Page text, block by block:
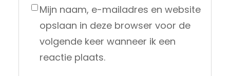
Mijn naam, e-mailadres en website
opslaan in deze browser voor de
volgende keer wanneer ik een
reactie plaats.